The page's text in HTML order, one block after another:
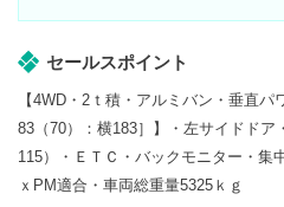
セールスポイント
【4WD・2ｔ積・アルミバン・垂直
83（70）：横183］】・左サイドドア
115）・ＥＴＣ・バックモニター・集
ｘPM適合・車両総重量5325ｋｇ